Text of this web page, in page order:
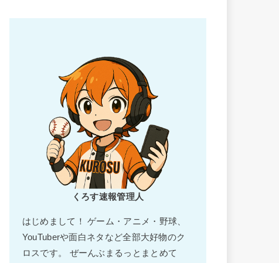
くろす速報管理人
はじめまして！ ゲーム・アニメ・野球、
YouTuberや面白ネタなど全部大好物のク
ロスです。 ぜーんぶまるっとまとめて